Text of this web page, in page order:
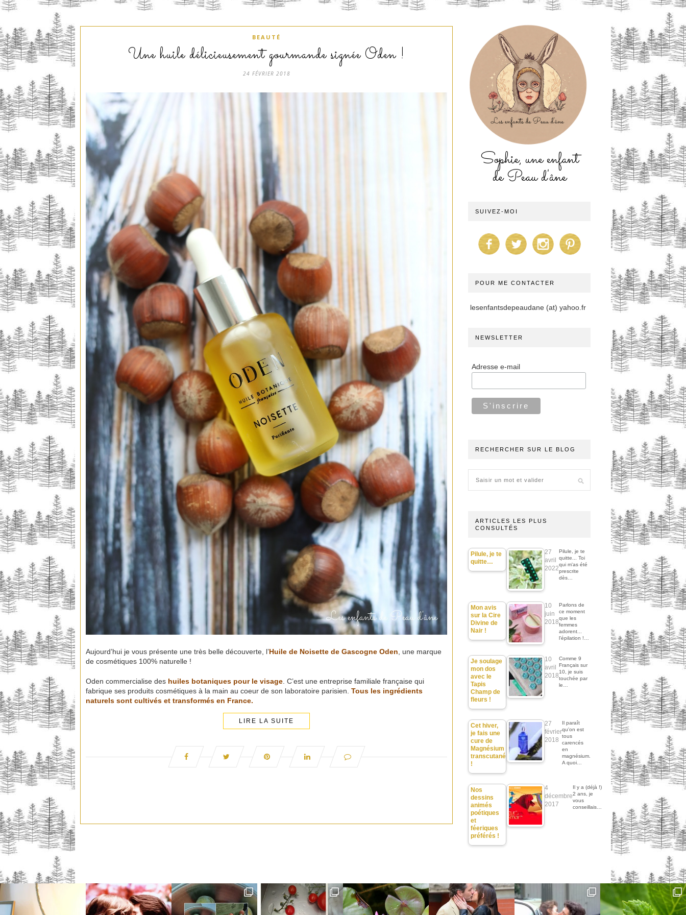
BEAUTÉ
Une huile délicieusement gourmande signée Oden !
24 FÉVRIER 2018
Aujourd’hui je vous présente une très belle découverte, l’Huile de Noisette de Gascogne Oden, une marque
de cosmétiques 100% naturelle !
Oden commercialise des huiles botaniques pour le visage. C’est une entreprise familiale française qui
fabrique ses produits cosmétiques à la main au coeur de son laboratoire parisien. Tous les ingrédients
naturels sont cultivés et transformés en France.
LIRE LA SUITE
Sophie, une enfant
de Peau d'âne
SUIVEZ-MOI
POUR ME CONTACTER
lesenfantsdepeaudane (at) yahoo.fr
NEWSLETTER
Adresse e-mail
RECHERCHER SUR LE BLOG
ARTICLES LES PLUS
CONSULTÉS
Pilule, je te
quitte…
27
avril
2022
Pilule, je te
quitte... Toi
qui m'as été
prescrite
dès…
Mon avis
sur la Cire
Divine de
Nair !
10
juin
2018
Parlons de
ce moment
que les
femmes
adorent...
l'épilation !…
Je soulage
mon dos
avec le
Tapis
Champ de
fleurs !
10
avril
2018
Comme 9
Français sur
10, je suis
touchée par
le…
Cet hiver,
je fais une
cure de
Magnésium
transcutané
!
27
février
2018
Il paraît
qu'on est
tous
carencés
en
magnésium.
A quoi…
Nos
dessins
animés
poétiques
et
féeriques
préférés !
4
décembre
2017
Il y a (déjà !)
2 ans, je
vous
conseillais…